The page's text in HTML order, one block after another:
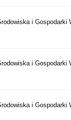
i Gospodarki
i Gospodarki
i Gospodarki